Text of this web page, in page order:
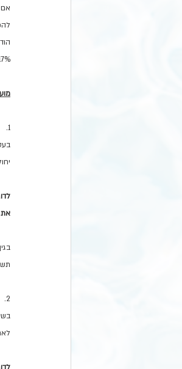
אם
להפריד ל2
17% מע"מ, גם חשבונית הזיכוי תופק בשיעור של 17%, גם אם
1.
את
תשלום
2.